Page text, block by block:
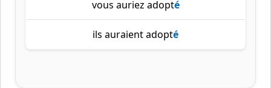
vous auriez adopté
ils auraient adopté